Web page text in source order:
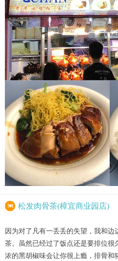
 松发肉骨茶(樟宜商业园店)
因为对了凡有一丢丢的失望，我和
茶。虽然已经过了饭点还是要排位很
浓的黑胡椒味会让你很上瘾，排骨和